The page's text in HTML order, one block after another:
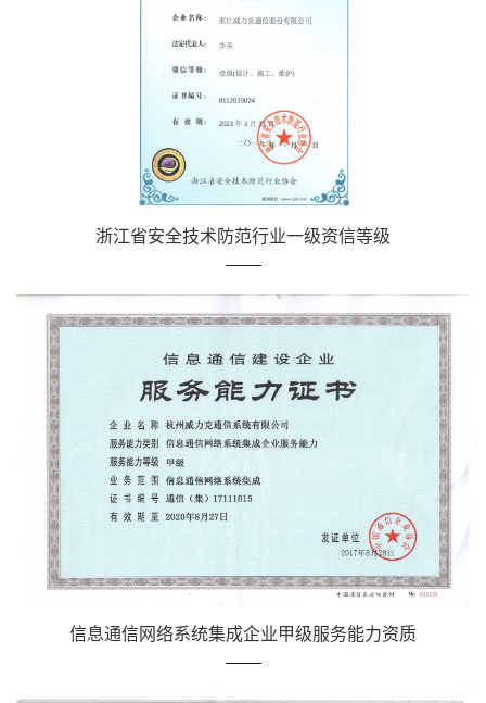
浙江省安全技术防范行业一级资信等级
信息通信网络系统集成企业甲级服务能力资质